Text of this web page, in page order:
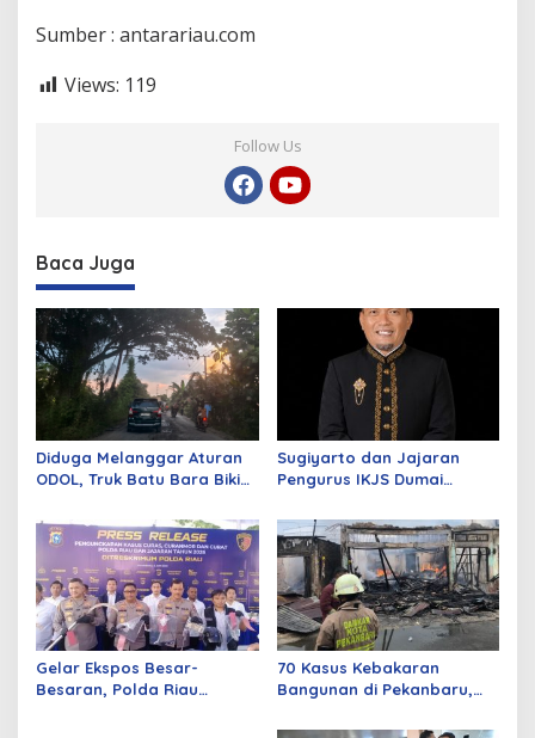
Sumber : antarariau.com
Views: 119
Follow Us
Baca Juga
Diduga Melanggar Aturan
ODOL, Truk Batu Bara Bikin
Parah
Sugiyarto dan Jajaran
Pengurus IKJS Dumai
Rabu Besok
Gelar Ekspos Besar-
Besaran, Polda Riau
70 Kasus Kebakaran
Bangunan di Pekanbaru,
Listrik